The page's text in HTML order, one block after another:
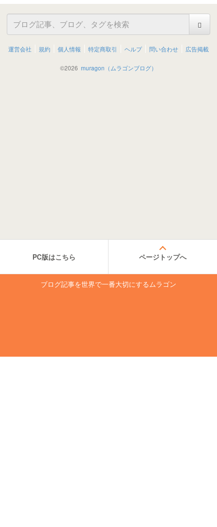
運営会社 規約 個人情報 特定商取引 ヘルプ 問い合わせ 広告掲載
©2026 muragon（ムラゴンブログ）
PC版はこちら ページトップへ
ブログ記事を世界で一番大切にするムラゴン